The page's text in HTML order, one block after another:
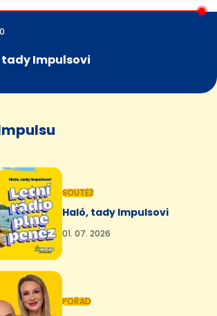
tady Impulsovi
SOUTĚŽ
Haló, tady Impulsovi
01. 07. 2026
POŘAD